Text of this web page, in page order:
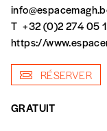
NB: Vous
avoir reçu
n’est pas
volonté de
T +32 (0)2 274 05
https://
RÉSERVER
GRATUIT